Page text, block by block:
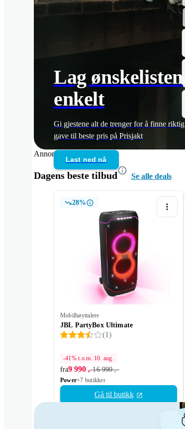
Lag ønskelisten
enkelt
Gi gjestene alt de trenger for å finne riktig
gave til beste pris på Prisjakt
Last ned nå
Annonse
Dagens beste tilbud Se alle deals
28%
Mobilhøyttalere
JBL PartyBox Ultimate
(1)
-41% t.o.m. 10. aug.
fra9 990 ,-16 990 ,-
Power+7 butikker
Gå til butikk